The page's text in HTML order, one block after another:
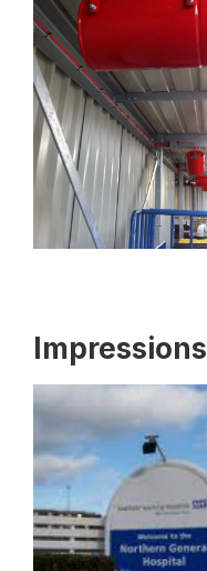
Impressions